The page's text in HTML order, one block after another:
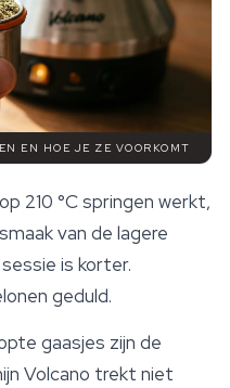
EN HOE JE ZE VOORKOMT
210 °C springen werkt,
van de lagere
is korter.
geduld.
gaasjes zijn de
Volcano trekt niet